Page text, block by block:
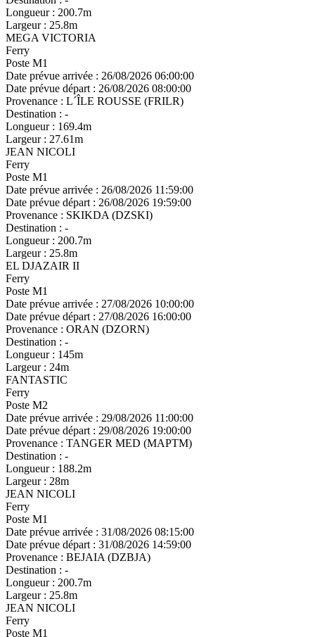
Longueur : 200.7m
Largeur : 25.8m
MEGA VICTORIA
Ferry
Poste M1
Date prévue arrivée : 26/08/2026 06:00:00
Date prévue départ : 26/08/2026 08:00:00
Provenance : L´ÎLE ROUSSE (FRILR)
Destination : -
Longueur : 169.4m
Largeur : 27.61m
JEAN NICOLI
Ferry
Poste M1
Date prévue arrivée : 26/08/2026 11:59:00
Date prévue départ : 26/08/2026 19:59:00
Provenance : SKIKDA (DZSKI)
Destination : -
Longueur : 200.7m
Largeur : 25.8m
EL DJAZAIR II
Ferry
Poste M1
Date prévue arrivée : 27/08/2026 10:00:00
Date prévue départ : 27/08/2026 16:00:00
Provenance : ORAN (DZORN)
Destination : -
Longueur : 145m
Largeur : 24m
FANTASTIC
Ferry
Poste M2
Date prévue arrivée : 29/08/2026 11:00:00
Date prévue départ : 29/08/2026 19:00:00
Provenance : TANGER MED (MAPTM)
Destination : -
Longueur : 188.2m
Largeur : 28m
JEAN NICOLI
Ferry
Poste M1
Date prévue arrivée : 31/08/2026 08:15:00
Date prévue départ : 31/08/2026 14:59:00
Provenance : BEJAIA (DZBJA)
Destination : -
Longueur : 200.7m
Largeur : 25.8m
JEAN NICOLI
Ferry
Poste M1